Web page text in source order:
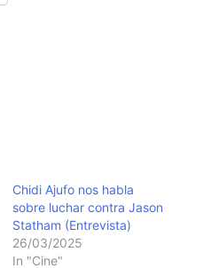
Chidi Ajufo nos habla
sobre luchar contra Jason
Statham (Entrevista)
26/03/2025
In "Cine"